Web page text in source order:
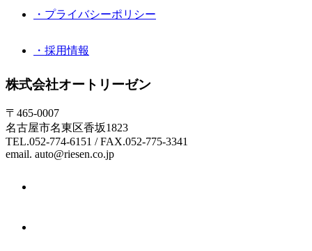
・プライバシーポリシー
・採用情報
株式会社オートリーゼン
〒465-0007
名古屋市名東区香坂1823
TEL.052-774-6151 / FAX.052-775-3341
email. auto@riesen.co.jp